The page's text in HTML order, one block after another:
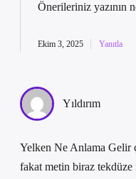
Önerileriniz yazının
Ekim 3, 2025 Yanıtla
Yıldırım
Yelken Ne Anlama Gelir
fakat metin biraz tekdüze